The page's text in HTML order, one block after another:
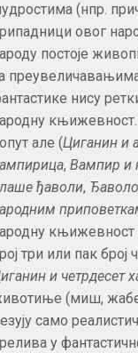
(нпр.
овог
постоје
нису
књижевност.
але (Циганин и
, Вампир и
ђаволи,
књижевност
три или пак број
и четрдесет
(миш, жабе,
само
у